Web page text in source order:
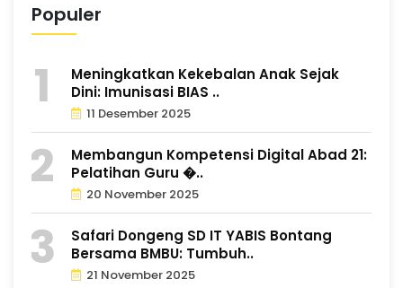
Populer
Meningkatkan Kekebalan Anak Sejak
Dini: Imunisasi BIAS ..
11 Desember 2025
Membangun Kompetensi Digital Abad 21:
Pelatihan Guru �..
20 November 2025
Safari Dongeng SD IT YABIS Bontang
Bersama BMBU: Tumbuh..
21 November 2025